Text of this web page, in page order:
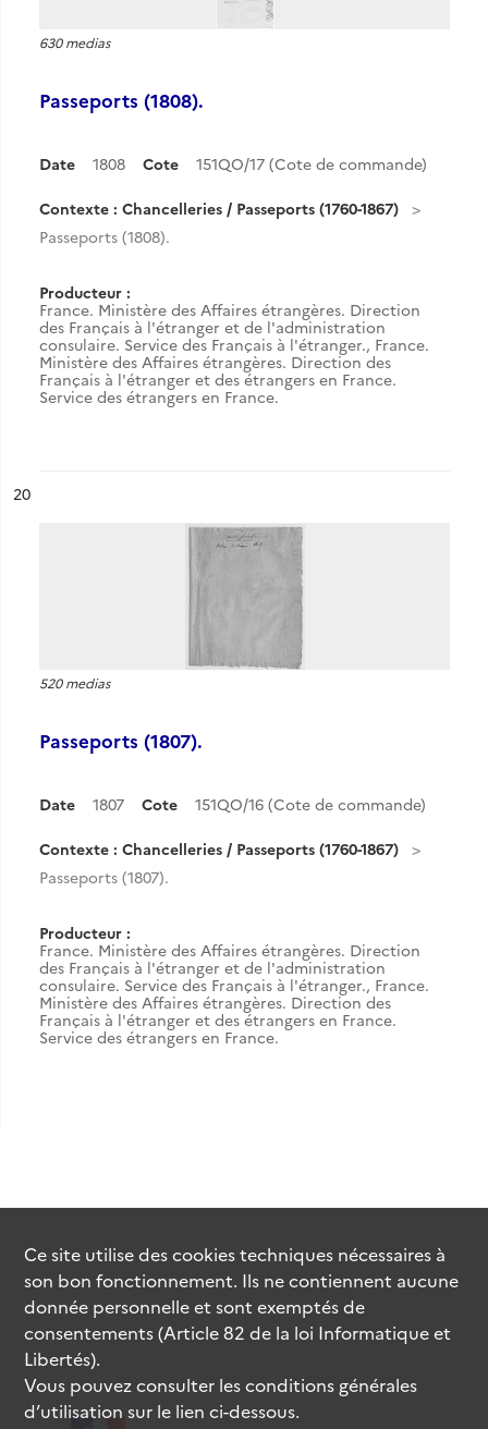
630 medias
Passeports (1808).
Date 1808 Cote 151QO/17 (Cote de commande)
Contexte : Chancelleries / Passeports (1760-1867)
Passeports (1808).
Producteur :
France. Ministère des Affaires étrangères. Direction
des Français à l'étranger et de l'administration
consulaire. Service des Français à l'étranger., France.
Ministère des Affaires étrangères. Direction des
Français à l'étranger et des étrangers en France.
Service des étrangers en France.
n°
20
520 medias
Passeports (1807).
Date 1807 Cote 151QO/16 (Cote de commande)
Contexte : Chancelleries / Passeports (1760-1867)
Passeports (1807).
Producteur :
France. Ministère des Affaires étrangères. Direction
des Français à l'étranger et de l'administration
consulaire. Service des Français à l'étranger., France.
Ministère des Affaires étrangères. Direction des
Français à l'étranger et des étrangers en France.
Service des étrangers en France.
Ce site utilise descookiestechniques nécessaires à
son bon fonctionnement. Ils ne contiennent aucune
donnée personnelle et sont exemptés de
consentements (Article 82 de la loi Informatique et
Libertés).
Vous pouvez consulter les conditions générales
d’utilisation sur le lien ci-dessous.